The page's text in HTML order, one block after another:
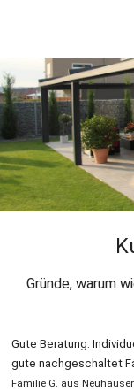
Gründe, warum
Gute Beratung.
gute nachgeschaltet
Familie G. aus